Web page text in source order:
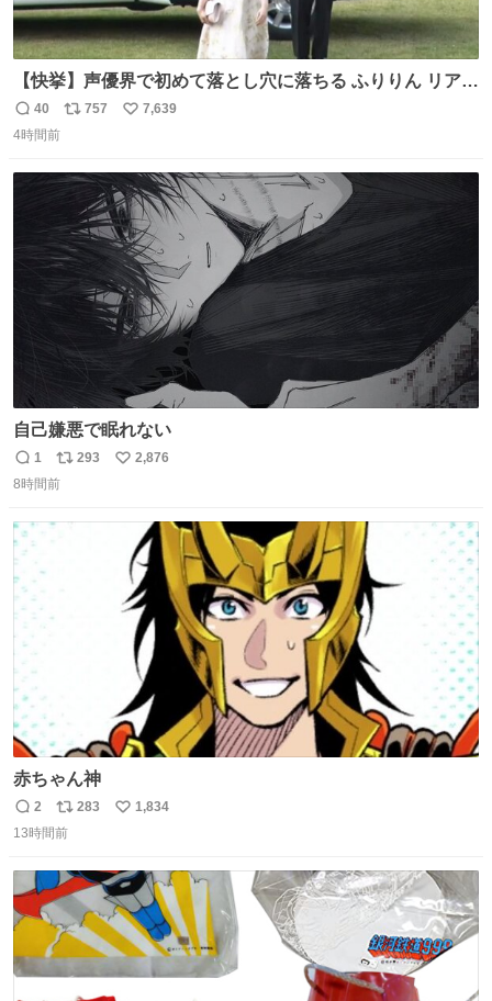
【快挙】声優界で初めて落とし穴に落ちる ふりりん リアク
返
信
40
リ
ト
757
い
数
7,639
4時間前
自己嫌悪で眠れない
返
信
1
リ
ポ
293
い
2,876
8時間前
赤ちゃん神
返
信
2
リ
ポ
ト
数
283
い
数
1,834
13時間前